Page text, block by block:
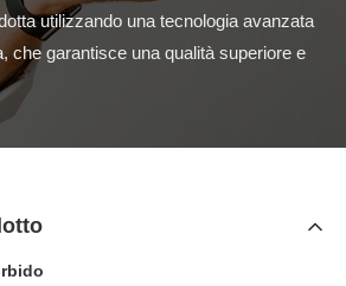
utilizzando una tecnologia avanzata
che garantisce una qualità superiore e